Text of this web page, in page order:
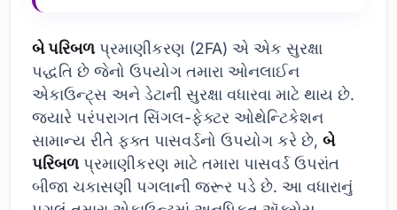
બે પરિબળ પ્રમાણીકરણ (2FA) એ એક સુરક્ષા
પદ્ધતિ છે જેનો ઉપયોગ તમારા ઓનલાઈન
એકાઉન્ટ્સ અને ડેટાની સુરક્ષા વધારવા માટે થાય છે.
જ્યારે પરંપરાગત સિંગલ-ફેક્ટર ઓથેન્ટિકેશન
સામાન્ય રીતે ફક્ત પાસવર્ડનો ઉપયોગ કરે છે, બે
પરિબળ પ્રમાણીકરણ માટે તમારા પાસવર્ડ ઉપરાંત
બીજા ચકાસણી પગલાની જરૂર પડે છે. આ વધારાનું